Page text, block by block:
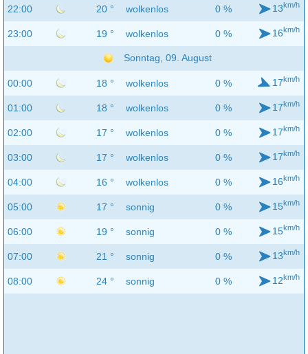
22:00 20 ° wolkenlos 0 % 13km/h
23:00 19 ° wolkenlos 0 % 16km/h
Sonntag, 09. August
00:00 18 ° wolkenlos 0 % 17km/h
01:00 18 ° wolkenlos 0 % 17km/h
02:00 17 ° wolkenlos 0 % 17km/h
03:00 17 ° wolkenlos 0 % 17km/h
04:00 16 ° wolkenlos 0 % 16km/h
05:00 17 ° sonnig 0 % 15km/h
06:00 19 ° sonnig 0 % 15km/h
07:00 21 ° sonnig 0 % 13km/h
08:00 24 ° sonnig 0 % 12km/h